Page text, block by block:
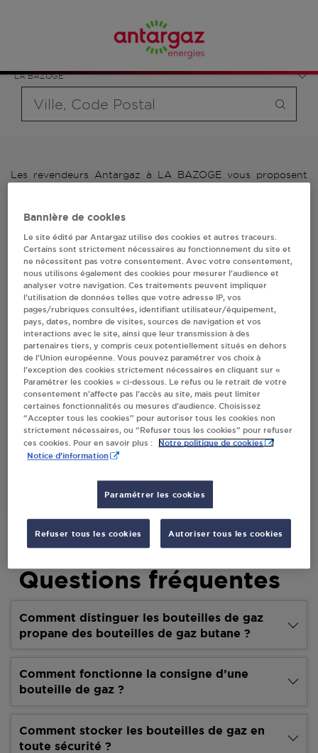
LA BAZOGE
bouteille souhaité et le type de point de vente (revendeur /
distributeur automatique de bouteilles de gaz ou station GPL
carburant)
Les revendeurs Antargaz à LA BAZOGE vous proposent
revendeurs Antargaz à LA BAZOGE, l'adresse, le numéro de
bouteilles de gaz.
1 revendeur(s) Antargaz
à LA BAZOGE
Villes
U EXPRESS BAZDIS LA BAZOGE
11 AVENUE DU MANS
72650LA BAZOGE
Questions fréquentes
Comment distinguer les bouteilles de gaz
propane des bouteilles de gaz butane ?
Comment fonctionne la consigne d’une
bouteille de gaz ?
Comment stocker les bouteilles de gaz en
toute sécurité ?
Bannière de cookies
Le site édité par Antargaz utilise des cookies et autres traceurs.
Certains sont strictement nécessaires au fonctionnement du site et
ne nécessitent pas votre consentement. Avec votre consentement,
nous utilisons également des cookies pour mesurer l’audience et
analyser votre navigation. Ces traitements peuvent impliquer
l’utilisation de données telles que votre adresse IP, vos
pages/rubriques consultées, identifiant utilisateur/équipement,
pays, dates, nombre de visites, sources de navigation et vos
interactions avec le site, ainsi que leur transmission à des
partenaires tiers, y compris ceux potentiellement situés en dehors
de l’Union européenne. Vous pouvez paramétrer vos choix à
l’exception des cookies strictement nécessaires en cliquant sur «
Paramétrer les cookies » ci-dessous. Le refus ou le retrait de votre
consentement n’affecte pas l’accès au site, mais peut limiter
certaines fonctionnalités ou mesures d’audience. Choisissez
“Accepter tous les cookies” pour autoriser tous les cookies non
strictement nécessaires, ou “Refuser tous les cookies” pour refuser
ces cookies. Pour en savoir plus :
Notre politique de cookies
Notice d'information
Paramétrer les cookies
Refuser tous les cookies Autoriser tous les cookies